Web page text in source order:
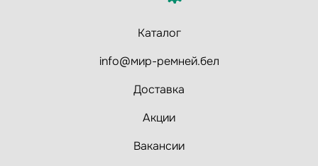
Каталог
info@мир-ремней.бел
Доставка
Акции
Вакансии